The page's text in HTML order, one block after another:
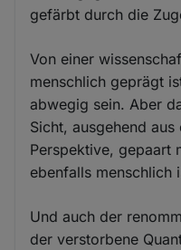
gefärbt durch die
Von einer
menschlich geprägt
abwegig sein. Aber
Sicht, ausgehend
Perspektive, gepaart
ebenfalls menschlich
Und auch der
der verstorbene